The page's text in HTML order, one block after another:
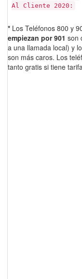
Al Cliente 2020:
* Los Teléfonos 800 y
empiezan por 901 son
a una llamada local) y
son más caros. Los
tanto gratis si tiene